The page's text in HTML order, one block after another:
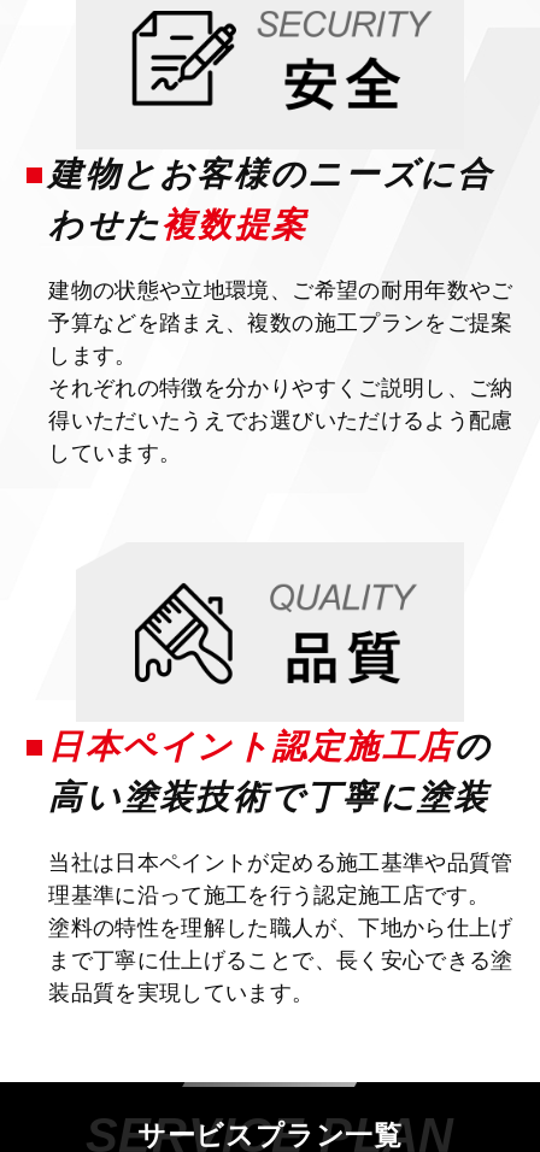
建物とお客様のニーズに合
わせた複数提案
建物の状態や立地環境、ご希望の耐用年数やご
予算などを踏まえ、複数の施工プランをご提案
します。
それぞれの特徴を分かりやすくご説明し、ご納
得いただいたうえでお選びいただけるよう配慮
しています。
日本ペイント認定施工店の
高い塗装技術で丁寧に塗装
当社は日本ペイントが定める施工基準や品質管
理基準に沿って施工を行う認定施工店です。
塗料の特性を理解した職人が、下地から仕上げ
まで丁寧に仕上げることで、長く安心できる塗
装品質を実現しています。
サービスプラン一覧